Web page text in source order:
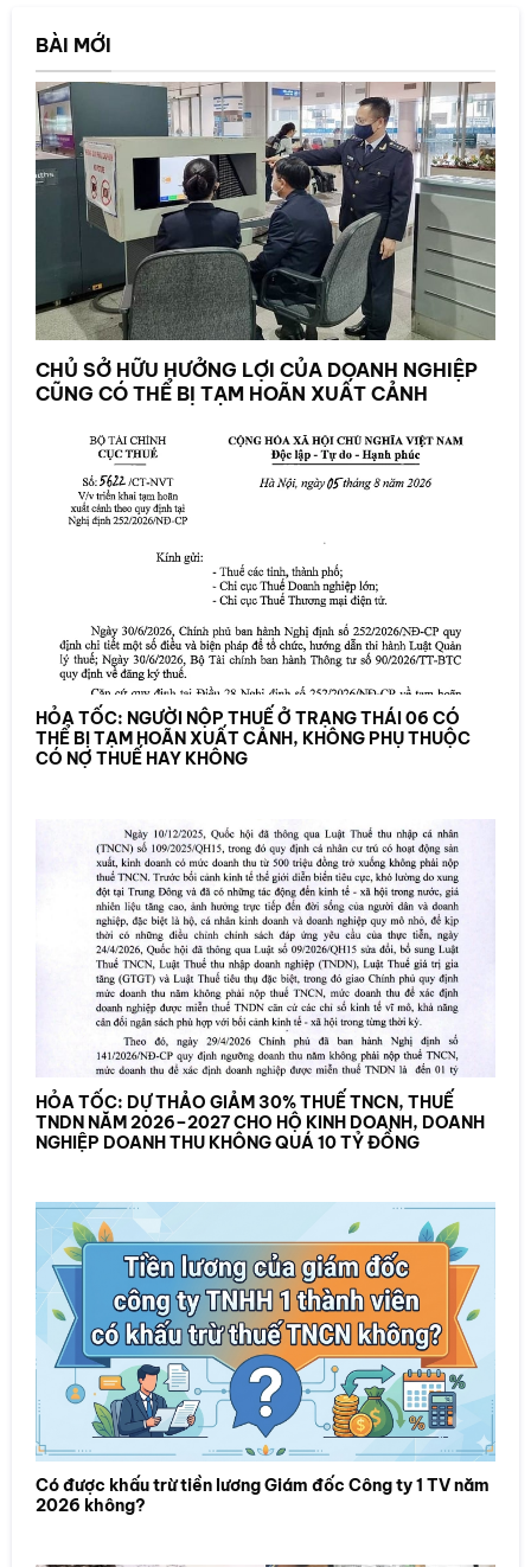
BÀI MỚI
CHỦ SỞ HỮU HƯỞNG LỢI CỦA DOANH NGHIỆP
CŨNG CÓ THỂ BỊ TẠM HOÃN XUẤT CẢNH
HỎA TỐC: NGƯỜI NỘP THUẾ Ở TRẠNG THÁI 06 CÓ
THỂ BỊ TẠM HOÃN XUẤT CẢNH, KHÔNG PHỤ THUỘC
CÓ NỢ THUẾ HAY KHÔNG
HỎA TỐC: DỰ THẢO GIẢM 30% THUẾ TNCN, THUẾ
TNDN NĂM 2026–2027 CHO HỘ KINH DOANH, DOANH
NGHIỆP DOANH THU KHÔNG QUÁ 10 TỶ ĐỒNG
Có được khấu trừ tiền lương Giám đốc Công ty 1 TV năm
2026 không?